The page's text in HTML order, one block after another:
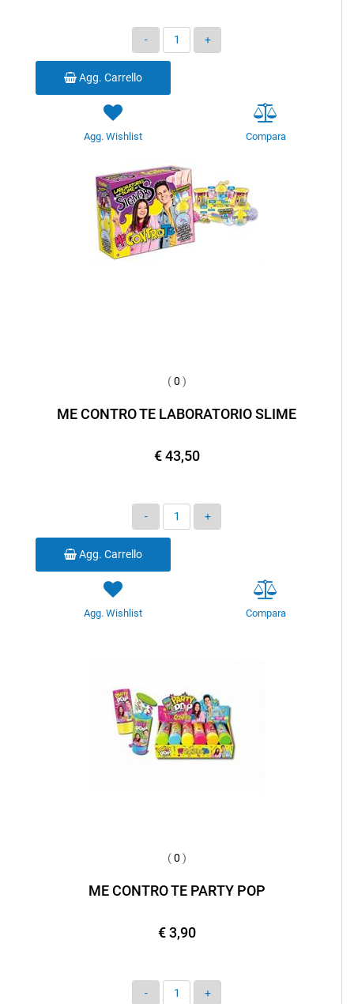
Quantità
Agg. Carrello
Agg. Wishlist Compara
(0 )
ME CONTRO TE LABORATORIO SLIME
€ 43,50
Quantità
Agg. Carrello
Agg. Wishlist Compara
(0 )
ME CONTRO TE PARTY POP
€ 3,90
Quantità